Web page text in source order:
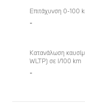
Επιτάχυνση 0-100
-
Κατανάλωση
WLTP) σε l/100 km
-